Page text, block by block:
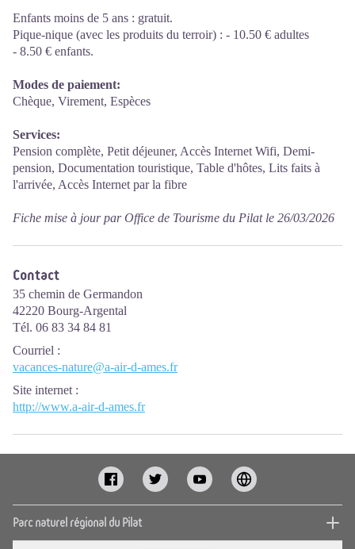
Enfants moins de 5 ans : gratuit.
Pique-nique (avec les produits du terroir) : - 10.50 € adultes
- 8.50 € enfants.
Modes de paiement:
Chèque, Virement, Espèces
Services:
Pension complète, Petit déjeuner, Accès Internet Wifi, Demi-
pension, Documentation touristique, Table d'hôtes, Lits faits à
l'arrivée, Accès Internet par la fibre
Fiche mise à jour par Office de Tourisme du Pilat le 26/03/2026
Contact
35 chemin de Germandon
42220 Bourg-Argental
Tél. 06 83 34 84 81
Courriel :
vacances-nature@a-air-d-ames.fr
Site internet :
http://www.a-air-d-ames.fr
Parc naturel régional du Pilat